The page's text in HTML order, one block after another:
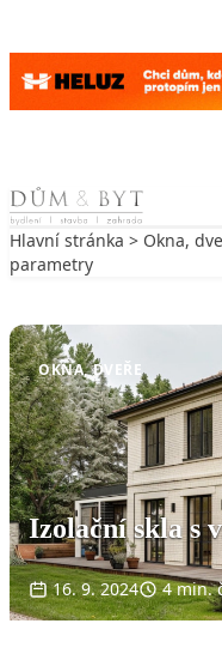
Skip to content
Hlavní stránka > Okna,
parametry
OKNA, DVEŘE
Izolační skla s
16. 9. 2024 4 min.